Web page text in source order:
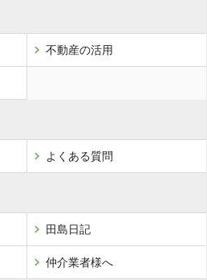
不動産の活用
よくある質問
田島日記
仲介業者様へ